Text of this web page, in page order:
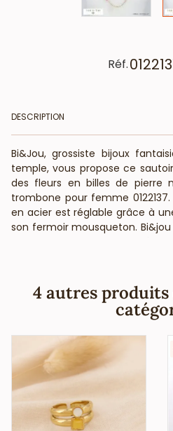
Réf.
DESCRIPTION
Bi&Jou, grossiste bijoux
temple, vous propose ce
des fleurs en billes de pierre
trombone pour femme
en acier est réglable grâce à
son fermoir mousqueton.
couleur et taille peuvent varier.
annonce que ce sautoir
nickel, plomb ni
(conformément aux lois
4 autres produits